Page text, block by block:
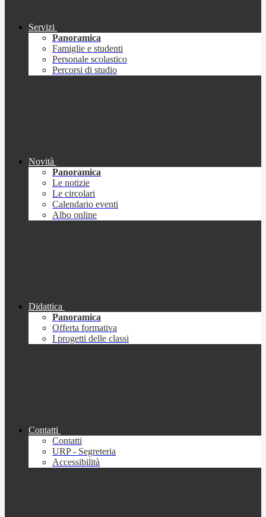
Servizi
Panoramica
Famiglie e studenti
Personale scolastico
Percorsi di studio
Novità
Panoramica
Le notizie
Le circolari
Calendario eventi
Albo online
Didattica
Panoramica
Offerta formativa
I progetti delle classi
Contatti
Contatti
URP - Segreteria
Accessibilità